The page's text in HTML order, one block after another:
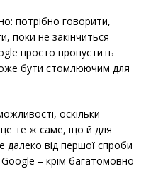
потрібно говорити,
поки не закінчиться
просто пропустить
бути стомлюючим для
оскільки
це те ж саме, що й для
від першої спроби
– крім багатомовної